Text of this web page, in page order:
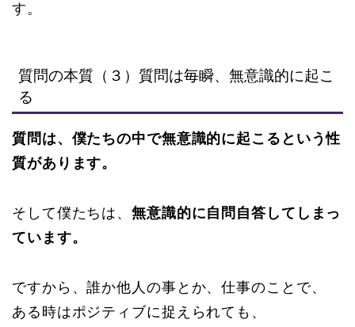
す。
質問の本質（３）質問は毎瞬、無意識的に起こ
る
質問は、僕たちの中で無意識的に起こるという性
質があります。
そして僕たちは、無意識的に自問自答してしまっ
ています。
ですから、誰か他人の事とか、仕事のことで、
ある時はポジティブに捉えられても、